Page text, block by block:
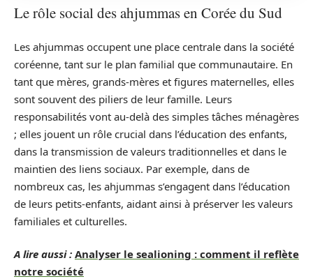
Le rôle social des ahjummas en Corée du Sud
Les ahjummas occupent une place centrale dans la société
coréenne, tant sur le plan familial que communautaire. En
tant que mères, grands-mères et figures maternelles, elles
sont souvent des piliers de leur famille. Leurs
responsabilités vont au-delà des simples tâches ménagères
; elles jouent un rôle crucial dans l’éducation des enfants,
dans la transmission de valeurs traditionnelles et dans le
maintien des liens sociaux. Par exemple, dans de
nombreux cas, les ahjummas s’engagent dans l’éducation
de leurs petits-enfants, aidant ainsi à préserver les valeurs
familiales et culturelles.
A lire aussi : Analyser le sealioning : comment il reflète
notre société